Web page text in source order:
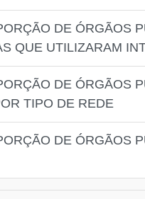
DE ÓRGÃOS
QUE UTILIZARAM
DE ÓRGÃOS
TIPO DE REDE
DE ÓRGÃOS